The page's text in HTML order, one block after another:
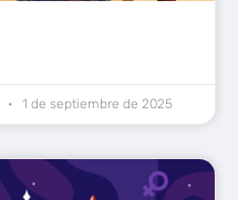
1 de septiembre de 2025